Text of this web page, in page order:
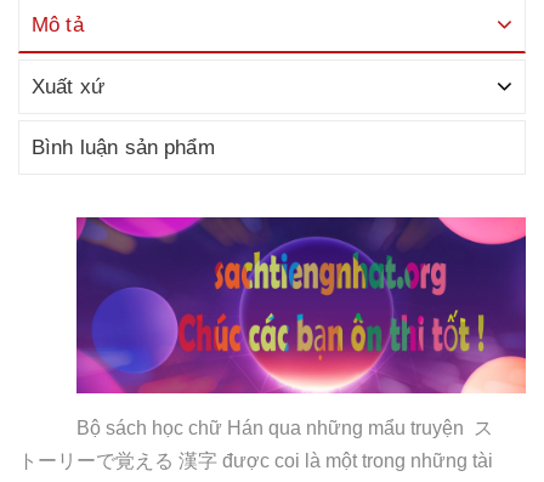
Mô tả
Xuất xứ
Bình luận sản phẩm
Bộ sách học chữ Hán qua những mẩu truyện
ス
トーリーで覚える 漢字 được coi là một trong những tài